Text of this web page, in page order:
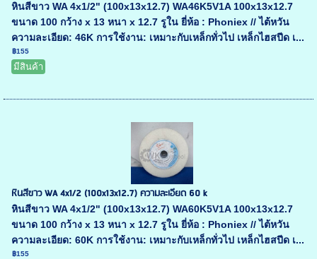
หินสีขาว WA 4x1/2" (100x13x12.7) WA46K5V1A 100x13x12.7
ขนาด 100 กว้าง x 13 หนา x 12.7 รูใน ยี่ห้อ : Phoniex // ไต้หวัน
ความละเอียด: 46K การใช้งาน: เหมาะกับเหล็กทั่วไป เหล็กไฮสปีด เ...
฿155
มีสินค้า
หินสีขาว WA 4x1/2 (100x13x12.7) ความละเอียด 60 k
หินสีขาว WA 4x1/2" (100x13x12.7) WA60K5V1A 100x13x12.7
ขนาด 100 กว้าง x 13 หนา x 12.7 รูใน ยี่ห้อ : Phoniex // ไต้หวัน
ความละเอียด: 60K การใช้งาน: เหมาะกับเหล็กทั่วไป เหล็กไฮสปีด เ...
฿155